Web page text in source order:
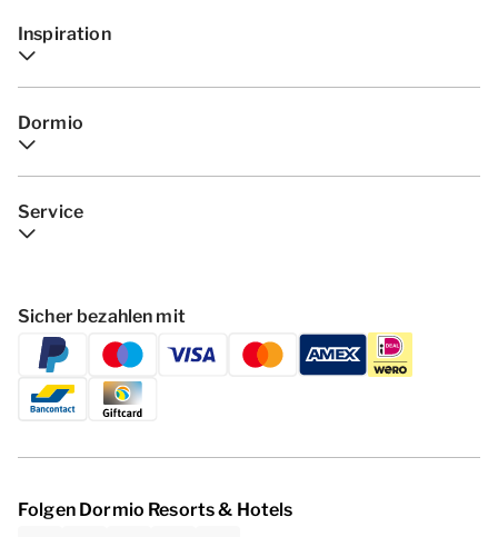
Inspiration
Dormio
Service
Sicher bezahlen mit
Folgen Dormio Resorts & Hotels